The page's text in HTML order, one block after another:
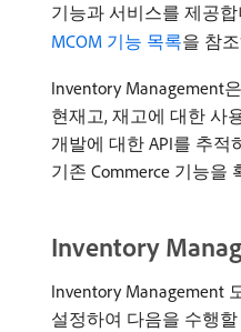
기능과 서비스를 제공
MCOM 기능 목록을 참
Inventory Management
현재고, 재고에 대한 사
개발에 대한 API를 추적
기존 Commerce 기능을
Inventory
Inventory Management
설정하여 다음을 수행